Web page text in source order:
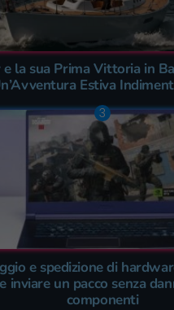
e la sua Prima Vittoria in
Estiva
e spedizione di
inviare un pacco senza
componenti